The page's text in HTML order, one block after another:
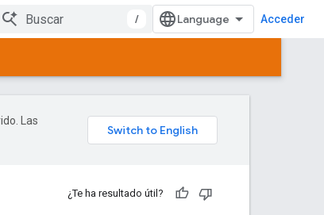
/ Acceder
Las
¿Te ha resultado útil?